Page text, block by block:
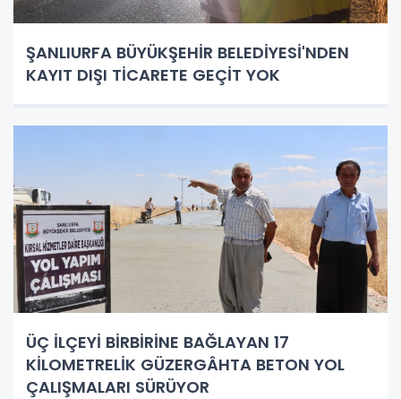
ŞANLIURFA BÜYÜKŞEHİR BELEDİYESİ'NDEN
KAYIT DIŞI TİCARETE GEÇİT YOK
ÜÇ İLÇEYİ BİRBİRİNE BAĞLAYAN 17
KİLOMETRELİK GÜZERGÂHTA BETON YOL
ÇALIŞMALARI SÜRÜYOR